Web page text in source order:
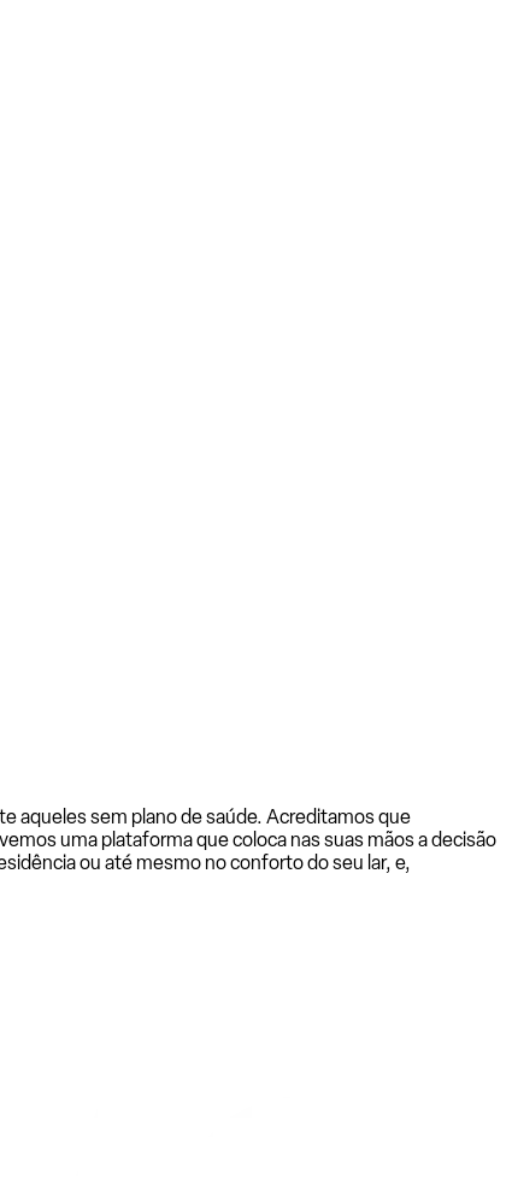
aqueles sem plano de saúde. Acreditamos que
uma plataforma que coloca nas suas mãos a decisão
ou até mesmo no conforto do seu lar, e,